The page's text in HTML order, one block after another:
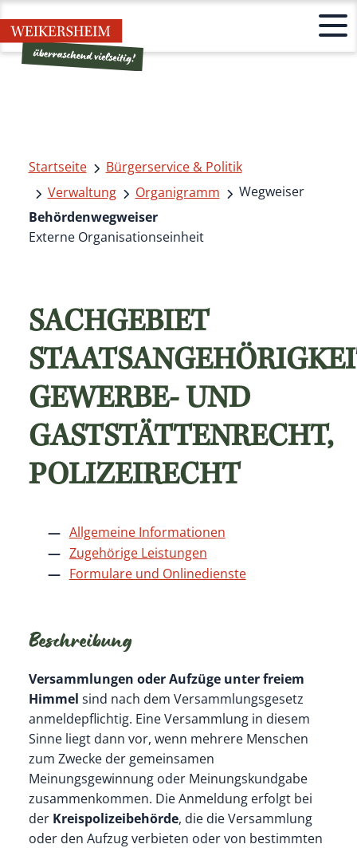
Startseite
Bürgerservice & Politik
Verwaltung
Organigramm
Wegweiser
Behördenwegweiser
Externe Organisationseinheit
SACHGEBIET
GEWERBE- UND
GASTSTÄTTENRECHT,
POLIZEIRECHT
Allgemeine Informationen
Zugehörige Leistungen
Formulare und Onlinedienste
Beschreibung
Versammlungen oder Aufzüge unter freiem
Himmel sind nach dem Versammlungsgesetz
anmeldepflichtig. Eine Versammlung in diesem
Sinne liegt dann vor, wenn mehrere Menschen
zum Zwecke der gemeinsamen
Meinungsgewinnung oder Meinungskundgabe
zusammenkommen. Die Anmeldung erfolgt bei
der Kreispolizeibehörde, die die Versammlung
oder den Aufzug verbieten oder von bestimmten